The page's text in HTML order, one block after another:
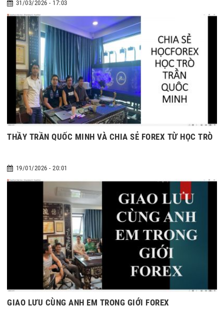
31/03/2026 - 17:03
THẦY TRẦN QUỐC MINH VÀ CHIA SẺ FOREX TỪ HỌC TRÒ
19/01/2026 - 20:01
GIAO LƯU CÙNG ANH EM TRONG GIỚI FOREX